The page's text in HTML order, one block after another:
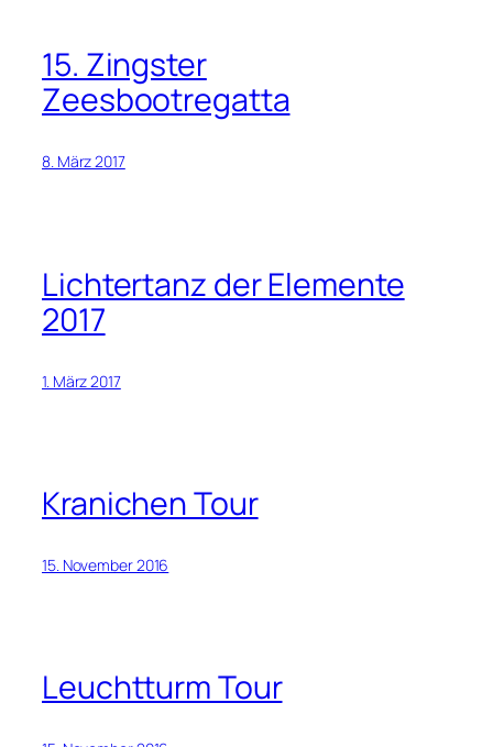
15. Zingster
Zeesbootregatta
8. März 2017
Lichtertanz der Elemente
2017
1. März 2017
Kranichen Tour
15. November 2016
Leuchtturm Tour